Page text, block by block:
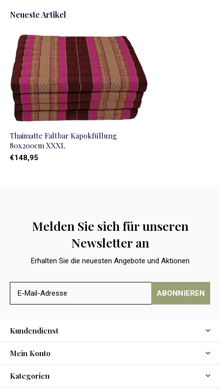
Neueste Artikel
Thaimatte Faltbar Kapokfüllung
80x200cm XXXL
€148,95
Melden Sie sich für unseren
Newsletter an
Erhalten Sie die neuesten Angebote und Aktionen
ABONNIEREN
Kundendienst
Mein Konto
Kategorien